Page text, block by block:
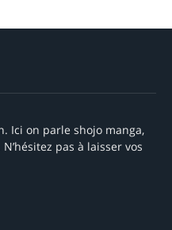
Ici on parle shojo manga,
pas à laisser vos